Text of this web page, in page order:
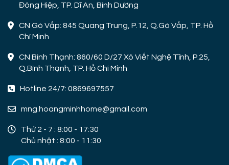
Đông Hiệp, TP. Dĩ An, Bình Dương
CN Gò Vấp: 845 Quang Trung, P.12, Q.Gò Vấp, TP. Hồ
Chí Minh
CN Bình Thạnh: 860/60 D/27 Xô Viết Nghệ Tĩnh, P.25,
Q.Bình Thạnh, TP. Hồ Chí Minh
Hotline 24/7: 0869697557
mng.hoangminhhome@gmail.com
Thứ 2 - 7 : 8:00 - 17:30
Chủ nhật : 8:00 - 11:30